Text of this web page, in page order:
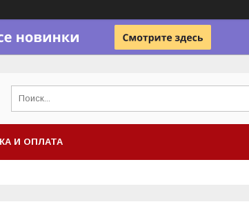
И ОПЛАТА